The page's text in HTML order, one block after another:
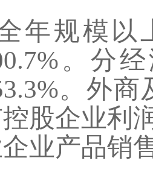
年规模以
。分
。外
股企业利
业产品销